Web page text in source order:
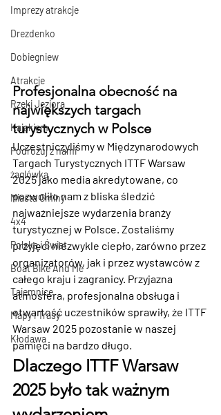
Imprezy atrakcje
Drezdenko
Dobiegniew
Atrakcje
Rzeki Jeziora
Kajakiem
Podróżuj z nami
żaglówką
Miasta Gminy
4x4
Polska i Świat
Boat Bike And Me
Tajemnice
Mapy i Trasy
Kłodawa
Profesjonalna obecność na
największych targach
turystycznych w Polsce
Uczestniczyliśmy w Międzynarodowych
Targach Turystycznych ITTF Warsaw
2025 jako media akredytowane, co
pozwoliło nam z bliska śledzić
najważniejsze wydarzenia branży
turystycznej w Polsce. Zostaliśmy
przyjęci niezwykle ciepło, zarówno przez
organizatorów, jak i przez wystawców z
całego kraju i zagranicy. Przyjazna
atmosfera, profesjonalna obsługa i
otwartość uczestników sprawiły, że ITTF
Warsaw 2025 pozostanie w naszej
pamięci na bardzo długo.
Dlaczego ITTF Warsaw
2025 było tak ważnym